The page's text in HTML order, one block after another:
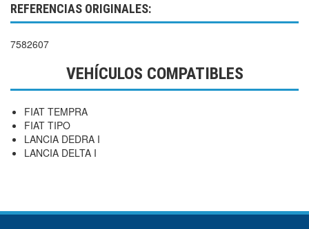
REFERENCIAS ORIGINALES:
7582607
VEHÍCULOS COMPATIBLES
FIAT TEMPRA
FIAT TIPO
LANCIA DEDRA I
LANCIA DELTA I